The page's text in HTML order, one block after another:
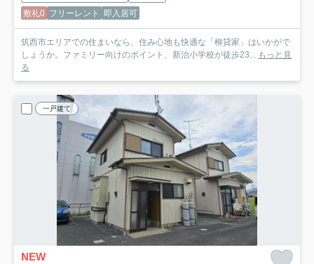
敷礼0 フリーレント 即入居可
筑西市エリアでの住まいなら、住み心地も快適な「柳貸家」はいかがで
しょうか。ファミリー向けのポイント、新治小学校が徒歩23... もっと見
る
一戸建て
NEW